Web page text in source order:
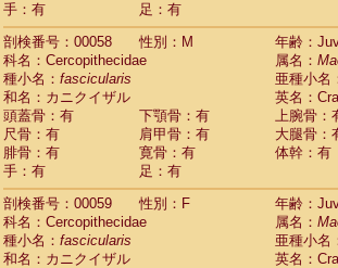
手：有
足：有
剖検番号：00058
性別：M
年齢：
科名：Cercopithecidae
属名：
種小名： fascicularis
亜種小名
和名：カニクイザル
英名：
頭蓋骨：有
下顎骨：有
上腕骨：
尺骨：有
肩甲骨：有
大腿骨：
腓骨：有
寛骨：有
体幹：有
手：有
足：有
剖検番号：00059
性別：F
年齢：
科名：Cercopithecidae
属名：
種小名： fascicularis
亜種小名
和名：カニクイザル
英名：